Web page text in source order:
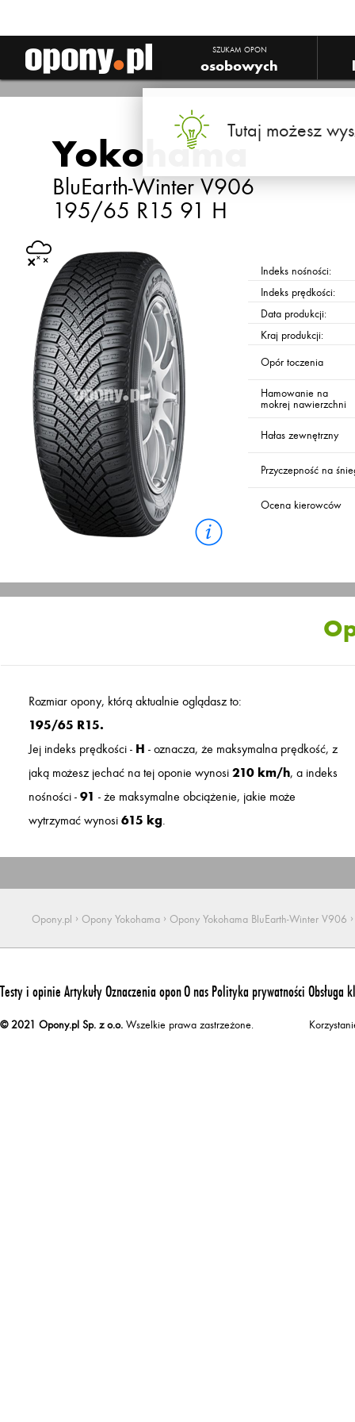
SZUKAM OPON
osobowych
Tutaj możesz
Yokohama
BluEarth-Winter V906
195/65 R15 91 H
Indeks nośności:
Indeks prędkości:
Data produkcji:
Kraj produkcji:
Opór toczenia
Hamowanie na
mokrej nawierzchni
Hałas zewnętrzny
Przyczepność na
Ocena kierowców
Rozmiar opony, którą aktualnie oglądasz to:
195/65 R15.
Jej indeks prędkości - H - oznacza, że maksymalna prędkość, z
jaką możesz jechać na tej oponie wynosi 210 km/h, a indeks
nośności - 91 - że maksymalne obciążenie, jakie może
wytrzymać wynosi 615 kg.
Opony.pl › Opony Yokohama › Opony Yokohama BluEarth-Winter V906 ›
Testy i opinie ArtykułyOznaczenia oponO nas Polityka prywatności Obsługa
© 2021 Opony.pl Sp. z o.o. Wszelkie prawa zastrzeżone.